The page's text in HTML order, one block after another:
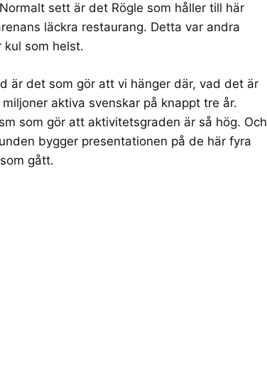
sett är det Rögle som håller till här
läckra restaurang. Detta var andra
kul som helst.
är det som gör att vi hänger där, vad det är
aktiva svenskar på knappt tre år.
som gör att aktivitetsgraden är så hög. Och
bygger presentationen på de här fyra
gått.